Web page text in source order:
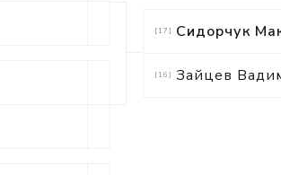
[17] Сидорчук
[16] Зайцев